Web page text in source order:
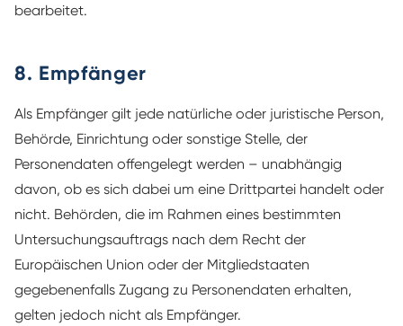
bearbeitet.
8. Empfänger
Als Empfänger gilt jede natürliche oder juristische Person,
Behörde, Einrichtung oder sonstige Stelle, der
Personendaten offengelegt werden – unabhängig
davon, ob es sich dabei um eine Drittpartei handelt oder
nicht. Behörden, die im Rahmen eines bestimmten
Untersuchungsauftrags nach dem Recht der
Europäischen Union oder der Mitgliedstaaten
gegebenenfalls Zugang zu Personendaten erhalten,
gelten jedoch nicht als Empfänger.